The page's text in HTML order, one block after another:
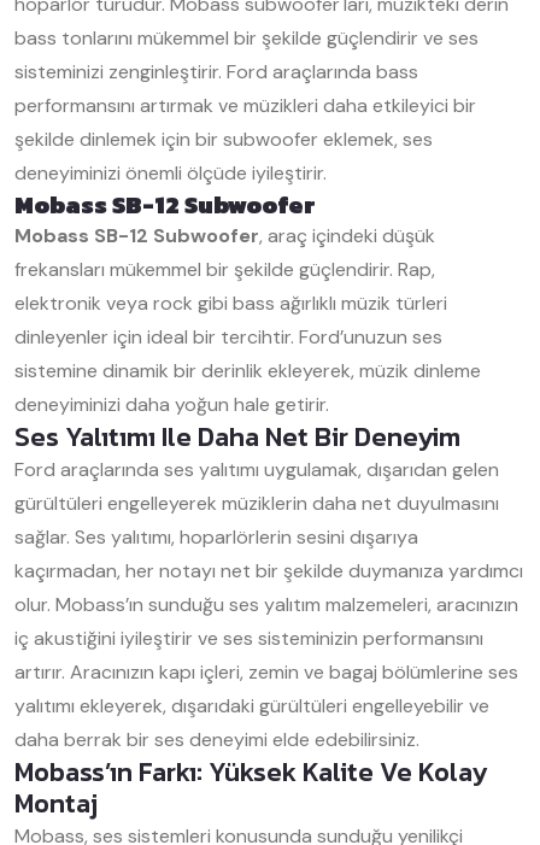
bass tonlarını mükemmel bir şekilde güçlendirir ve ses
sisteminizi zenginleştirir. Ford araçlarında bass
performansını artırmak ve müzikleri daha etkileyici bir
şekilde dinlemek için bir subwoofer eklemek, ses
deneyiminizi önemli ölçüde iyileştirir.
Mobass SB-12 Subwoofer
Mobass SB-12 Subwoofer, araç içindeki düşük
frekansları mükemmel bir şekilde güçlendirir. Rap,
elektronik veya rock gibi bass ağırlıklı müzik türleri
dinleyenler için ideal bir tercihtir. Ford’unuzun ses
sistemine dinamik bir derinlik ekleyerek, müzik dinleme
deneyiminizi daha yoğun hale getirir.
Ses Yalıtımı Ile Daha Net Bir Deneyim
Ford araçlarında ses yalıtımı uygulamak, dışarıdan gelen
gürültüleri engelleyerek müziklerin daha net duyulmasını
sağlar. Ses yalıtımı, hoparlörlerin sesini dışarıya
kaçırmadan, her notayı net bir şekilde duymanıza yardımcı
olur. Mobass’ın sunduğu ses yalıtım malzemeleri, aracınızın
iç akustiğini iyileştirir ve ses sisteminizin performansını
artırır. Aracınızın kapı içleri, zemin ve bagaj bölümlerine ses
yalıtımı ekleyerek, dışarıdaki gürültüleri engelleyebilir ve
daha berrak bir ses deneyimi elde edebilirsiniz.
Mobass’ın Farkı: Yüksek Kalite Ve Kolay
Montaj
Mobass, ses sistemleri konusunda sunduğu yenilikçi